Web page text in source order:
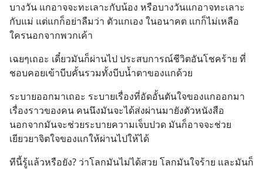
บางวัน แกอาจจะทะเลาะกับน้อง หรือบางวันแกอาจทะเลาะ
กับแม่ แต่แกก็อย่าลืมว่า ตัวแกเอง ในอนาคต แกก็ไม่เหลือ
ใครนอกจากพวกเค้า
เฉยๆเถอะ เดี๋ยวมันก็ผ่านไป ประสบการณ์ชีวิตอันโชคร้าย ที่
ชอบคอยเข้าบีบคั้นรวมทั้งบีบน้ำตาของแกด้วย
ระบายออกมาเถอะ ระบายเรื่องที่อัดอั้นตันใจของแกออกมา
เรื่องราวของคน คนนึงมันจะได้ส่งผ่านมายังตัวหนังสือ
นอกจากมันจะช่วยระบายความเจ็บปวด มันก็อาจจะช่วย
เยียวยาจิตใจของแกให้ผ่านไปให้ได้
ทีนี้รู้แล้วหรือยัง? ว่าโลกมันไม่ได้สวย โลกมันใจร้าย และมันก็